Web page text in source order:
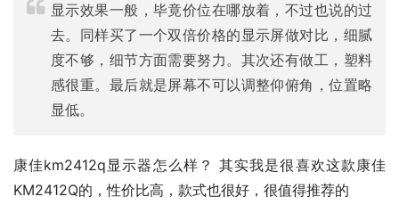
显示效果一般，毕竟价位在哪放着，不过也说的过
去。同样买了一个双倍价格的显示屏做对比，细腻
度不够，细节方面需要努力。其次还有做工，塑料
感很重。最后就是屏幕不可以调整仰俯角，位置略
显低。
康佳km2412q显示器怎么样？ 其实我是很喜欢这款康佳
KM2412Q的，性价比高，款式也很好，很值得推荐的